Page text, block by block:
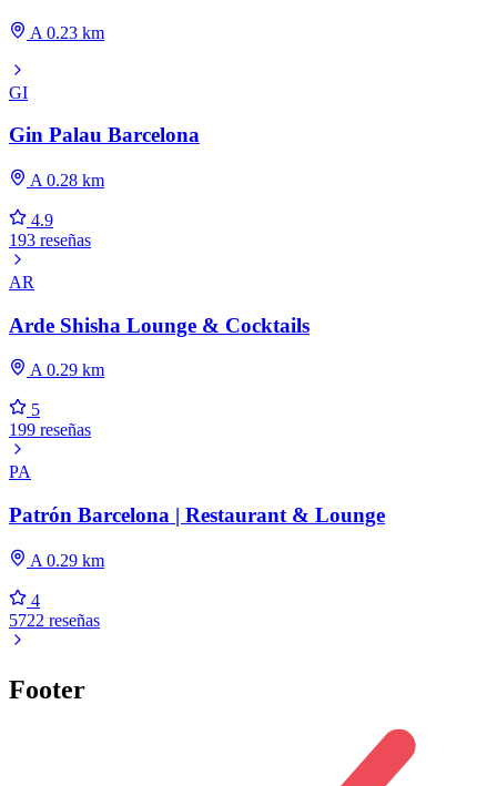
A 0.23 km
GI
Gin Palau Barcelona
A 0.28 km
4.9
193 reseñas
AR
Arde Shisha Lounge & Cocktails
A 0.29 km
5
199 reseñas
PA
Patrón Barcelona | Restaurant & Lounge
A 0.29 km
4
5722 reseñas
Footer